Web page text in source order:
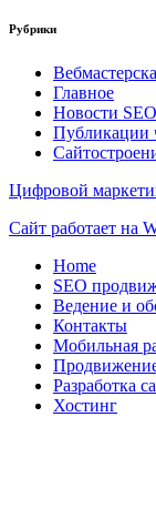
Рубрики
Главное
Новости SEO
Публикации
Цифровой
Сайт работает на
Home
SEO
Ведение и
Контакты
Мобильная
Разработка
Хостинг